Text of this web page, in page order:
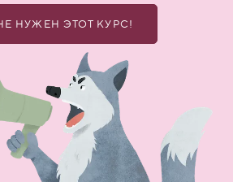
НУЖЕН ЭТОТ КУРС!